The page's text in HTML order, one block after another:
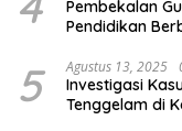
Pembekalan
Pendidikan
5 Agustus 13, 2025
Investigasi
Tenggelam di